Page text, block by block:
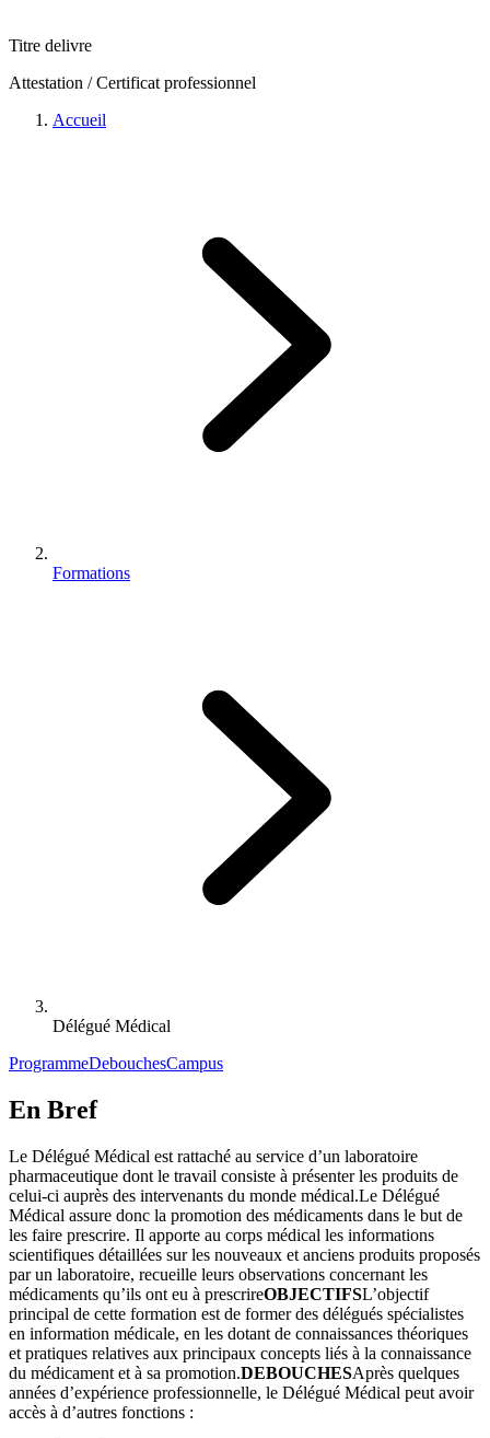
Titre delivre
Attestation / Certificat professionnel
Accueil
Formations
Délégué Médical
ProgrammeDebouchesCampus
En Bref
Le Délégué Médical est rattaché au service d’un laboratoire
pharmaceutique dont le travail consiste à présenter les produits de
celui-ci auprès des intervenants du monde médical.Le Délégué
Médical assure donc la promotion des médicaments dans le but de
les faire prescrire. Il apporte au corps médical les informations
scientifiques détaillées sur les nouveaux et anciens produits proposés
par un laboratoire, recueille leurs observations concernant les
médicaments qu’ils ont eu à prescrireOBJECTIFSL’objectif
principal de cette formation est de former des délégués spécialistes
en information médicale, en les dotant de connaissances théoriques
et pratiques relatives aux principaux concepts liés à la connaissance
du médicament et à sa promotion.DEBOUCHESAprès quelques
années d’expérience professionnelle, le Délégué Médical peut avoir
accès à d’autres fonctions :